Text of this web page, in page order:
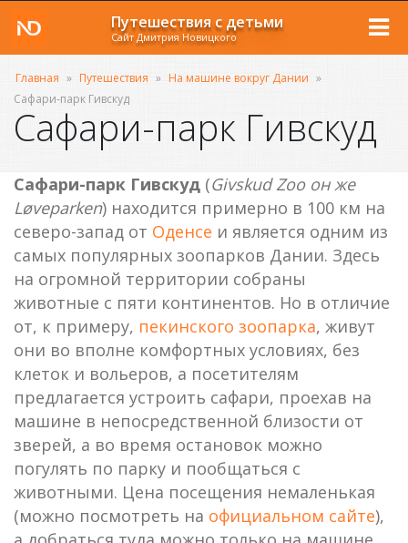
Путешествия с детьми
Сайт Дмитрия Новицкого
Главная » Путешествия » На машине вокруг Дании »
Сафари-парк Гивскуд
Сафари-парк Гивскуд
Сафари-парк Гивскуд (Givskud Zooон же
Løveparken) находится примерно в 100 км на
северо-запад от Оденсе и является одним из
самых популярных зоопарков Дании. Здесь
на огромной территории собраны
животные с пяти континентов. Но в отличие
от, к примеру, пекинского зоопарка, живут
они во вполне комфортных условиях, без
клеток и вольеров, а посетителям
предлагается устроить сафари, проехав на
машине в непосредственной близости от
зверей, а во время остановок можно
погулять по парку и пообщаться с
животными. Цена посещения немаленькая
(можно посмотреть на официальном сайте),